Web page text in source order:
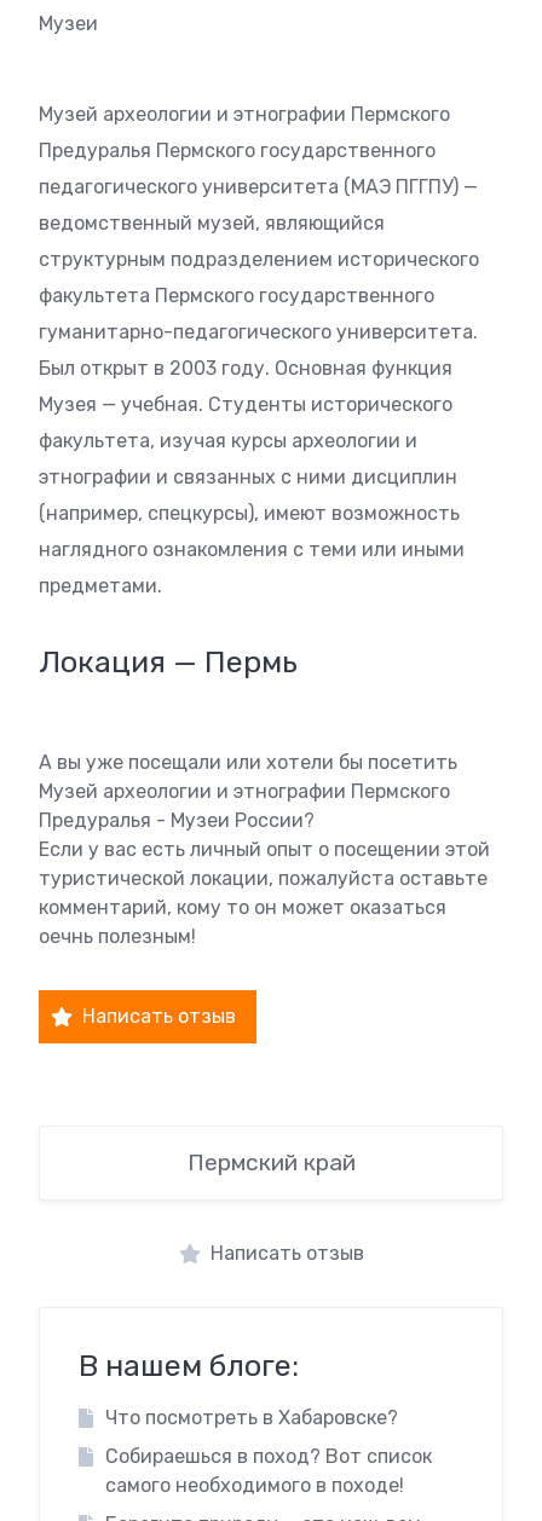
Музеи
Музей археологии и этнографии Пермского
Предуралья Пермского государственного
педагогического университета (МАЭ ПГГПУ) —
ведомственный музей, являющийся
структурным подразделением исторического
факультета Пермского государственного
гуманитарно-педагогического университета.
Был открыт в 2003 году. Основная функция
Музея — учебная. Студенты исторического
факультета, изучая курсы археологии и
этнографии и связанных с ними дисциплин
(например, спецкурсы), имеют возможность
наглядного ознакомления с теми или иными
предметами.
Локация — Пермь
А вы уже посещали или хотели бы посетить
Музей археологии и этнографии Пермского
Предуралья - Музеи России?
Если у вас есть личный опыт о посещении этой
туристической локации, пожалуйста оставьте
комментарий, кому то он может оказаться
оечнь полезным!
Написать отзыв
Пермский край
Написать отзыв
В нашем блоге:
Что посмотреть в Хабаровске?
Собираешься в поход? Вот список
самого необходимого в походе!